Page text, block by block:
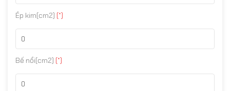
Ép kim(cm2) (*)
Bế nổi(cm2) (*)